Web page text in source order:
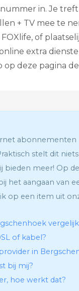
in. Je
+ TV mee te
FOXlife, of
extra
op deze pagina
abonnementen
stelt dit
bieden meer! Op
het aangaan van
op een item uit
of kabel?
in
bij mij?
hoe werkt dat?